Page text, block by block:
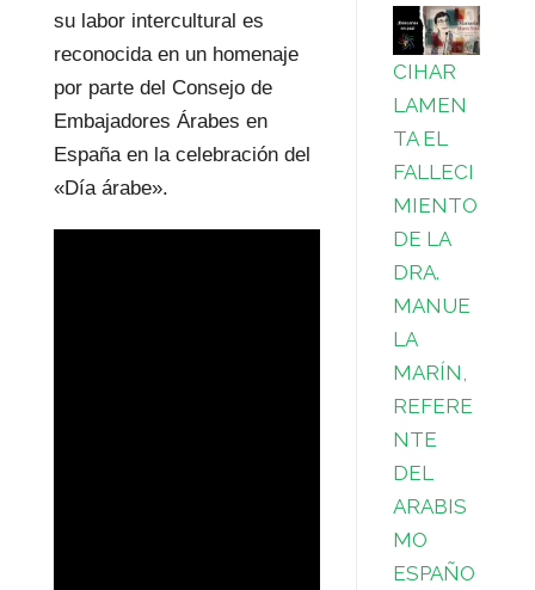
su labor intercultural es
reconocida en un homenaje
por parte del Consejo de
Embajadores Árabes en
España en la celebración del
«Día árabe».
CIHAR
LAMEN
TA EL
FALLECI
MIENTO
DE LA
DRA.
MANUE
LA
MARÍN,
REFERE
NTE
DEL
ARABIS
MO
ESPAÑO